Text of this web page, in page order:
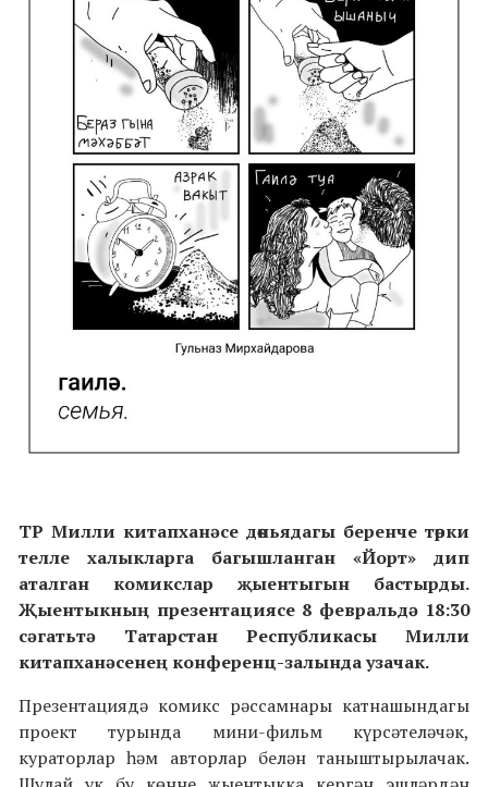
ТР Милли китапханәсе дөньядагы беренче төрки
телле халыкларга багышланган «Йорт» дип
аталган комикслар җыентыгын бастырды.
Җыентыкның презентациясе 8 февральдә 18:30
сәгатьтә Татарстан Республикасы Милли
китапханәсенең конференц-залында узачак.
Презентациядә комикс рәссамнары катнашындагы
проект турында мини-фильм күрсәтеләчәк,
кураторлар һәм авторлар белән таныштырылачак.